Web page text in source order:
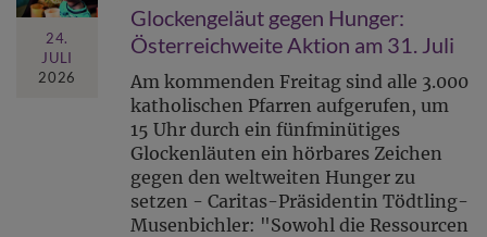
24.
JULI
2026
Glockengeläut gegen Hunger:
Österreichweite Aktion am 31. Juli
Am kommenden Freitag sind alle 3.000
katholischen Pfarren aufgerufen, um
15 Uhr durch ein fünfminütiges
Glockenläuten ein hörbares Zeichen
gegen den weltweiten Hunger zu
setzen - Caritas-Präsidentin Tödtling-
Musenbichler: "Sowohl die Ressourcen